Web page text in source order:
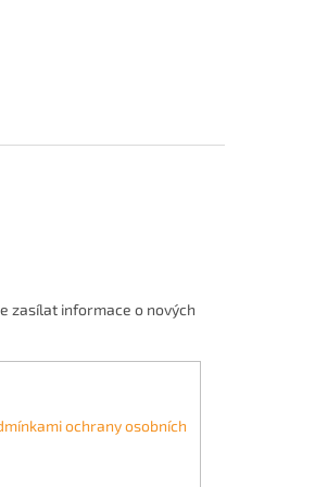
zasílat informace o nových
ochrany osobních